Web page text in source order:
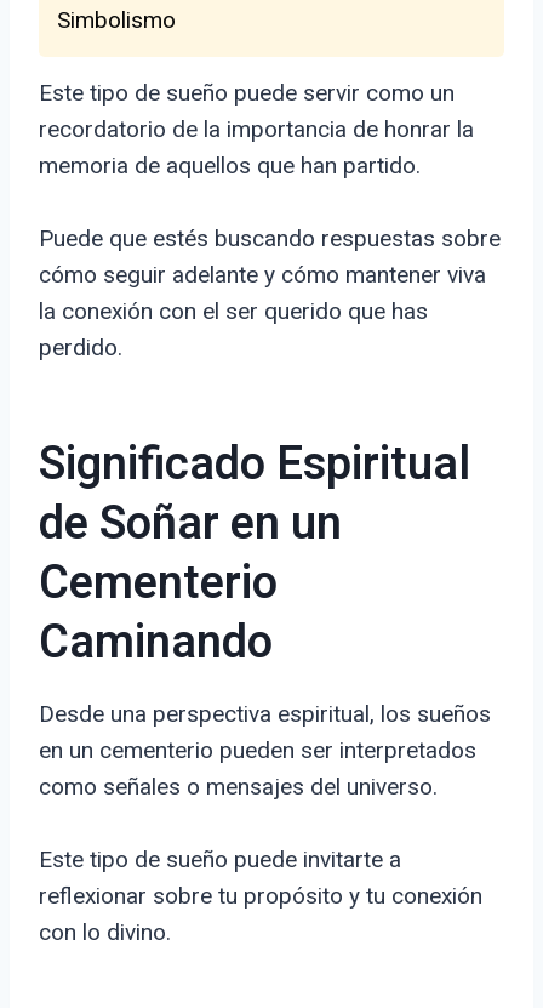
Simbolismo
Este tipo de sueño puede servir como un
recordatorio de la importancia de honrar la
memoria de aquellos que han partido.
Puede que estés buscando respuestas sobre
cómo seguir adelante y cómo mantener viva
la conexión con el ser querido que has
perdido.
Significado Espiritual
de Soñar en un
Cementerio
Caminando
Desde una perspectiva espiritual, los sueños
en un cementerio pueden ser interpretados
como señales o mensajes del universo.
Este tipo de sueño puede invitarte a
reflexionar sobre tu propósito y tu conexión
con lo divino.